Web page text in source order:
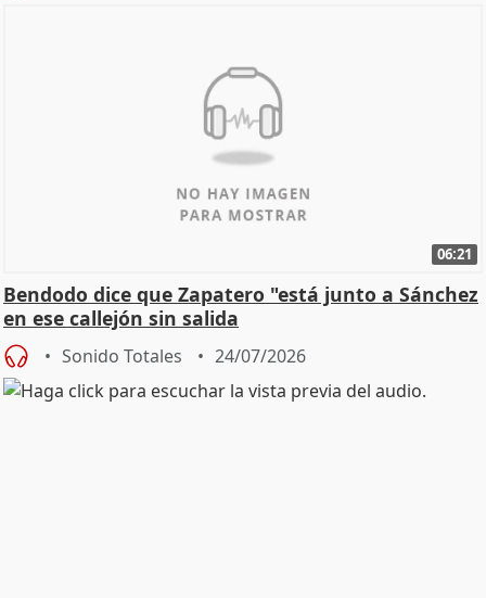
06:21
Bendodo dice que Zapatero "está junto a Sánchez
en ese callejón sin salida
Sonido Totales 24/07/2026